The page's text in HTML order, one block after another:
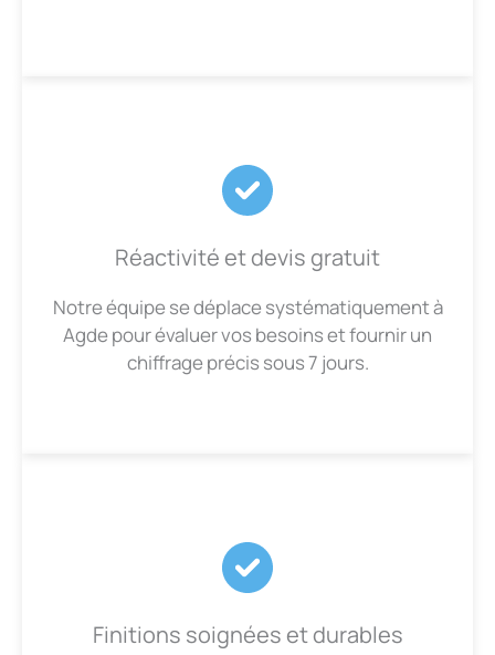
Réactivité et devis gratuit
Notre équipe se déplace systématiquement à
Agde pour évaluer vos besoins et fournir un
chiffrage précis sous 7 jours.
Finitions soignées et durables